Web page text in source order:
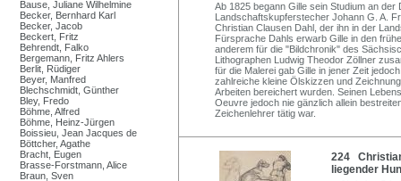
Bause, Juliane Wilhelmine
Becker, Bernhard Karl
Becker, Jacob
Beckert, Fritz
Behrendt, Falko
Bergemann, Fritz Ahlers
Berlit, Rüdiger
Beyer, Manfred
Blechschmidt, Günther
Bley, Fredo
Böhme, Alfred
Böhme, Heinz-Jürgen
Boissieu, Jean Jacques de
Böttcher, Agathe
Bracht, Eugen
Brasse-Forstmann, Alice
Braun, Sven
Ab 1825 begann Gille sein Studium an
Landschaftskupferstecher Johann G. A.
Christian Clausen Dahl, der ihn in der
Fürsprache Dahls erwarb Gille in den
anderem für die "Bildchronik" des
Lithographen Ludwig Theodor Zöllner
für die Malerei gab Gille in jener Zeit
zahlreiche kleine Ölskizzen und
Arbeiten bereichert wurden. Seinen
Oeuvre jedoch nie gänzlich allein
Zeichenlehrer tätig war.
224
liegender